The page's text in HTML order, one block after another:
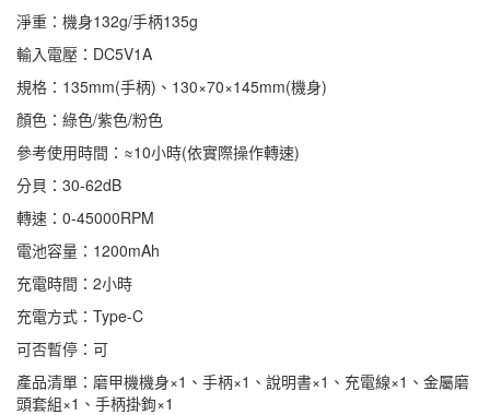
淨重：機身132g/手柄135g
輸入電壓：DC5V1A
規格：135mm(手柄)、130×70×145mm(機身)
顏色：綠色/紫色/粉色
參考使用時間：≈10小時(依實際操作轉速)
分貝：30-62dB
轉速：0-45000RPM
電池容量：1200mAh
充電時間：2小時
充電方式：Type-C
可否暫停：可
產品清單：磨甲機機身×1、手柄×1、說明書×1、充電線×1、金屬磨
頭套組×1、手柄掛鉤×1